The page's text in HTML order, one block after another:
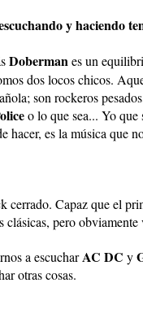
y haciendo
Dobermanes un
dos locos chicos.
son rockeros
o lo que sea... Yo
hacer, es la música que
cerrado. Capaz que el
pero obviamente
a escucharAC DC y
otras cosas.